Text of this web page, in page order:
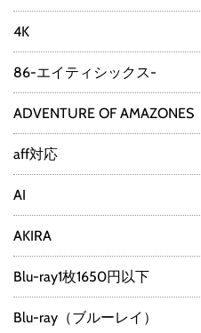
4K
86-エイティシックス-
ADVENTURE OF AMAZONES
aff対応
AI
AKIRA
Blu-ray1枚1650円以下
Blu-ray（ブルーレイ）